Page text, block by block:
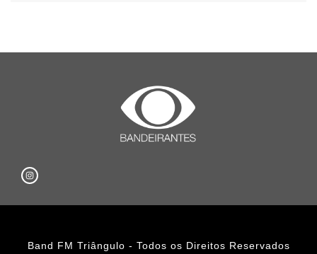
Band FM Triângulo - Todos os Direitos Reservados